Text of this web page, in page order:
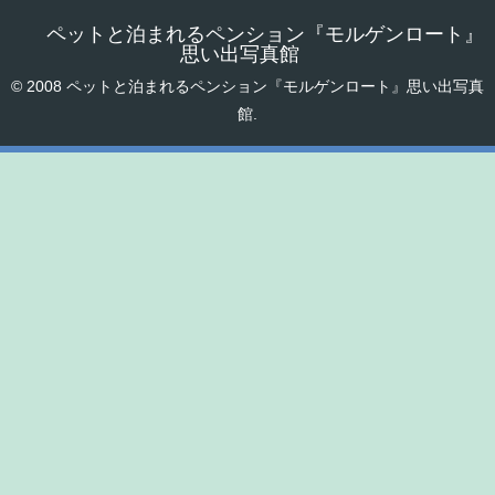
ペットと泊まれるペンション『モルゲンロート』
思い出写真館
© 2008 ペットと泊まれるペンション『モルゲンロート』思い出写真
館.